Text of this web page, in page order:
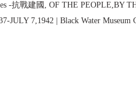
-抗戰建國, OF THE PEOPLE,BY
JULY 7,1942 | Black Water Museum